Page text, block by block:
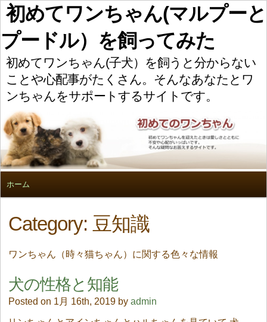
初めてワンちゃん(マルプーと
プードル）を飼ってみた
初めてワンちゃん(子犬）を飼うと分からない
ことや心配事がたくさん。そんなあなたとワ
ンちゃんをサポートするサイトです。
ホーム
Category: 豆知識
ワンちゃん（時々猫ちゃん）に関する色々な情報
犬の性格と知能
Posted on 1月 16th, 2019 by admin